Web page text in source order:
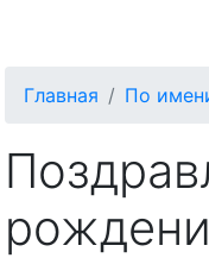
Главная По